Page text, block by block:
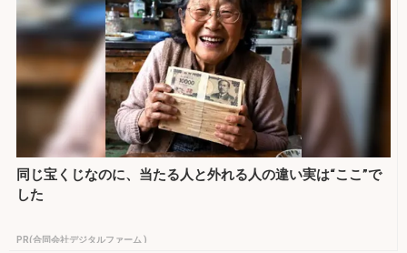
同じ宝くじなのに、当たる人と外れる人の違い実は“ここ”で
した
PR(合同会社デジタルファーム )